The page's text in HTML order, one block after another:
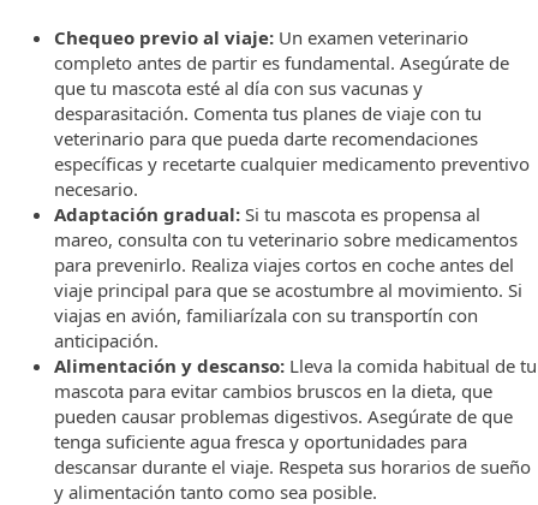
Chequeo previo al viaje: Un examen veterinario
completo antes de partir es fundamental. Asegúrate de
que tu mascota esté al día con sus vacunas y
desparasitación. Comenta tus planes de viaje con tu
veterinario para que pueda darte recomendaciones
específicas y recetarte cualquier medicamento preventivo
necesario.
Adaptación gradual: Si tu mascota es propensa al
mareo, consulta con tu veterinario sobre medicamentos
para prevenirlo. Realiza viajes cortos en coche antes del
viaje principal para que se acostumbre al movimiento. Si
viajas en avión, familiarízala con su transportín con
anticipación.
Alimentación y descanso: Lleva la comida habitual de tu
mascota para evitar cambios bruscos en la dieta, que
pueden causar problemas digestivos. Asegúrate de que
tenga suficiente agua fresca y oportunidades para
descansar durante el viaje. Respeta sus horarios de sueño
y alimentación tanto como sea posible.